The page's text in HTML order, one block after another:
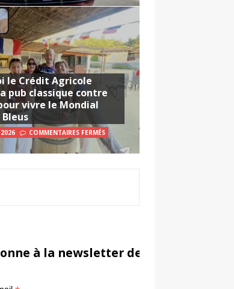
le Crédit Agricole
pub classique contre
vivre le Mondial
COMMENTAIRES FERMÉS
à la newsletter de